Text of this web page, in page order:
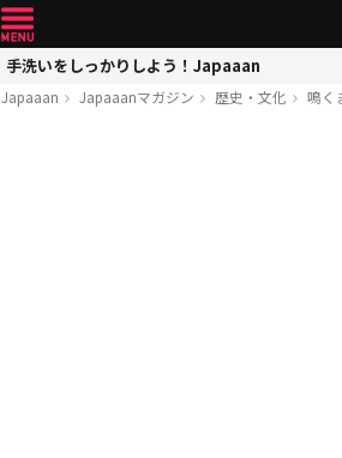
手洗いをしっかりしよう！Japaaan
Japaaan Japaaanマガジン 歴史・文化 鳴く